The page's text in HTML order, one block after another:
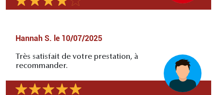
Hannah S. le 10/07/2025
Très satisfait de votre prestation, à
recommander.